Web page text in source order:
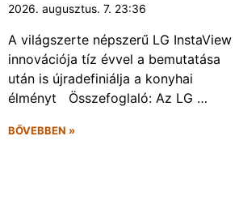
2026. augusztus. 7. 23:36
A világszerte népszerű LG InstaView
innovációja tíz évvel a bemutatása
után is újradefiniálja a konyhai
élményt Összefoglaló: Az LG …
BŐVEBBEN »